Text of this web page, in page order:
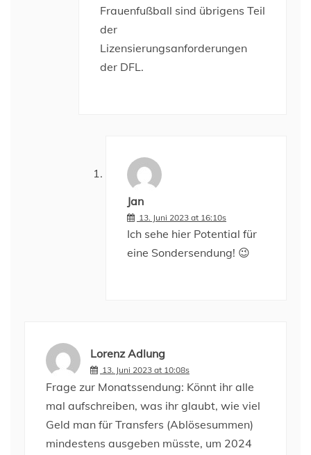
Frauenfußball sind übrigens Teil
der
Lizensierungsanforderungen
der DFL.
Jan
13. Juni 2023 at 16:10s
Ich sehe hier Potential für
eine Sondersendung! 😉
Lorenz Adlung
13. Juni 2023 at 10:08s
Frage zur Monatssendung: Könnt ihr alle
mal aufschreiben, was ihr glaubt, wie viel
Geld man für Transfers (Ablösesummen)
mindestens ausgeben müsste, um 2024